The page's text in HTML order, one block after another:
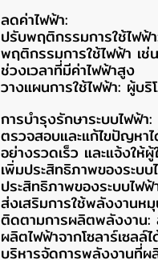
ลดค่าไฟฟ้า:
ปรับพฤติกรรมการใช้ไฟฟ้
พฤติกรรมการใช้ไฟฟ้า เ
ช่วงเวลาที่มีค่าไฟฟ้าสูง
วางแผนการใช้ไฟฟ้า: ผู้บ
การบำรุงรักษาระบบไฟฟ้า:
ตรวจสอบและแก้ไขปัญหา
อย่างรวดเร็ว และแจ้งให้
เพิ่มประสิทธิภาพของระบ
ประสิทธิภาพของระบบไฟฟ้
ส่งเสริมการใช้พลังงานหมุ
ติดตามการผลิตพลังงาน:
ผลิตไฟฟ้าจากโซลาร์เซลล์
บริหารจัดการพลังงานที่ผ